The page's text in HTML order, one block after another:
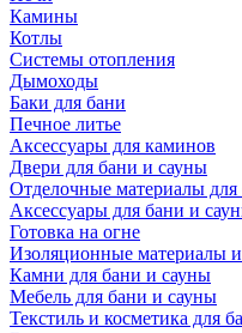
Камины
Котлы
Системы отопления
Дымоходы
Баки для бани
Печное литье
Аксессуары для каминов
Двери для бани и сауны
Отделочные материалы
Аксессуары для бани и
Готовка на огне
Изоляционные материалы и
Камни для бани и сауны
Мебель для бани и сауны
Текстиль и косметика для